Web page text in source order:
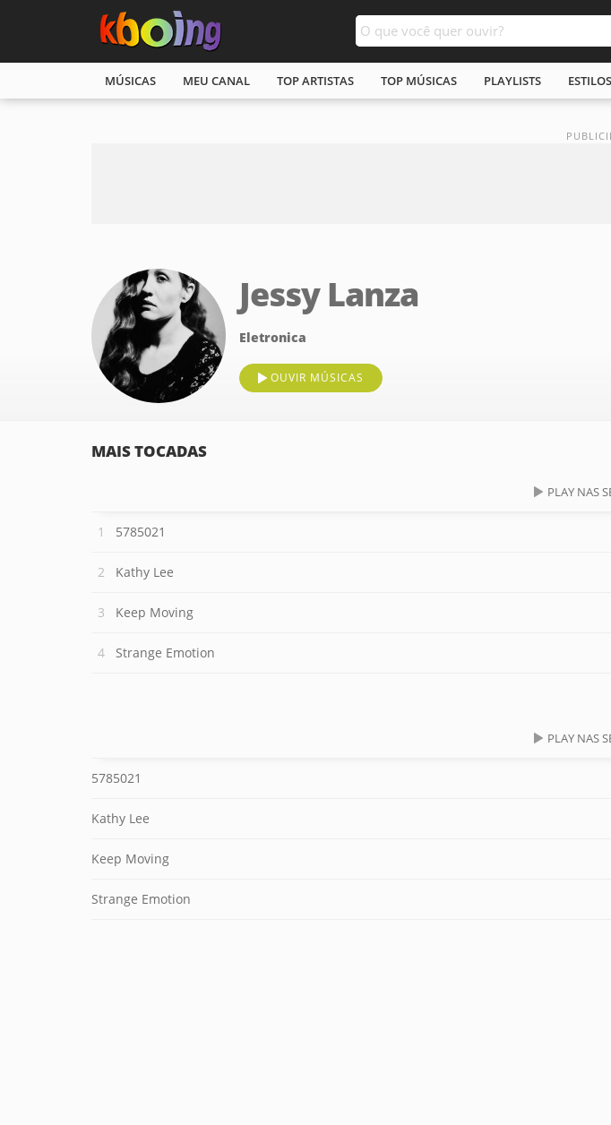
MÚSICAS MEU CANAL TOP ARTISTAS TOP MÚSICAS PLAYLISTS
Jessy Lanza
Eletronica
OUVIR MÚSICAS
MAIS TOCADAS
PLAY NAS
5785021
Kathy Lee
Keep Moving
Strange Emotion
PLAY NAS
5785021
Kathy Lee
Keep Moving
Strange Emotion